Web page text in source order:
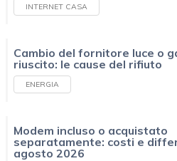
INTERNET CASA
Cambio del fornitore luce o
riuscito: le cause del rifiuto
ENERGIA
Modem incluso o acquistato
separatamente: costi e
agosto 2026